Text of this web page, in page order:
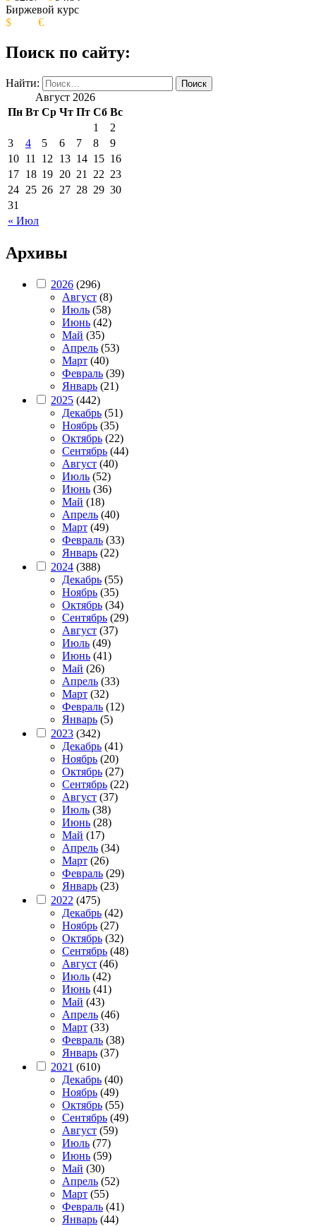
Биржевой курс
$
€
Поиск по сайту:
Найти:
Август 2026
Пн Вт Ср Чт Пт Сб Вс
« Июл
1
2
3
4 5 6 7 8
9
10 11 12 13 14 15 16
17 18 19 20 21 22 23
24 25 26 27 28 29 30
31
Архивы
2026 (296)
Август (8)
Июль (58)
Июнь (42)
Май (35)
Апрель (53)
Март (40)
Февраль (39)
Январь (21)
2025 (442)
Декабрь (51)
Ноябрь (35)
Октябрь (22)
Сентябрь (44)
Август (40)
Июль (52)
Июнь (36)
Май (18)
Апрель (40)
Март (49)
Февраль (33)
Январь (22)
2024 (388)
Декабрь (55)
Ноябрь (35)
Октябрь (34)
Сентябрь (29)
Август (37)
Июль (49)
Июнь (41)
Май (26)
Апрель (33)
Март (32)
Февраль (12)
Январь (5)
2023 (342)
Декабрь (41)
Ноябрь (20)
Октябрь (27)
Сентябрь (22)
Август (37)
Июль (38)
Июнь (28)
Май (17)
Апрель (34)
Март (26)
Февраль (29)
Январь (23)
2022 (475)
Декабрь (42)
Ноябрь (27)
Октябрь (32)
Сентябрь (48)
Август (46)
Июль (42)
Июнь (41)
Май (43)
Апрель (46)
Март (33)
Февраль (38)
Январь (37)
2021 (610)
Декабрь (40)
Ноябрь (49)
Октябрь (55)
Сентябрь (49)
Август (59)
Июль (77)
Июнь (59)
Май (30)
Апрель (52)
Март (55)
Февраль (41)
Январь (44)